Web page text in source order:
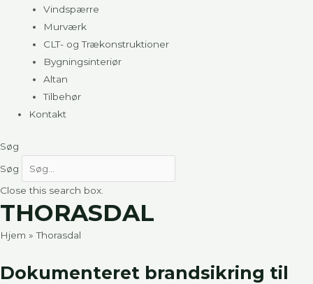
Vindspærre
Murværk
CLT- og Trækonstruktioner
Bygningsinteriør
Altan
Tilbehør
Kontakt
Søg
Søg
Close this search box.
THORASDAL
Hjem »Thorasdal
Dokumenteret brandsikring til